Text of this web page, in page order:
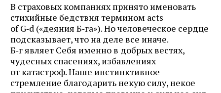
В страховых компаниях принято именовать
стихийные бедствия термином acts
of G‑d («деяния Б‑га»). Но человеческое сердце
подсказывает, что на деле все иначе.
Б‑г являет Себя именно в добрых вестях,
чудесных спасениях, избавлениях
от катастроф. Наше инстинктивное
стремление благодарить некую силу, некое